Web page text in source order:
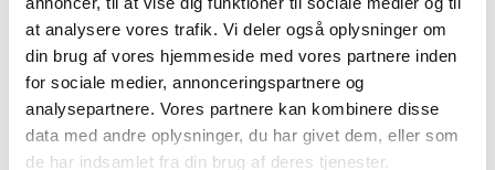
at analysere vores trafik. Vi deler også oplysninger om
din brug af vores hjemmeside med vores partnere inden
for sociale medier, annonceringspartnere og
analysepartnere. Vores partnere kan kombinere disse
data med andre oplysninger, du har givet dem, eller som
de har indsamlet fra din brug af deres tjenester.